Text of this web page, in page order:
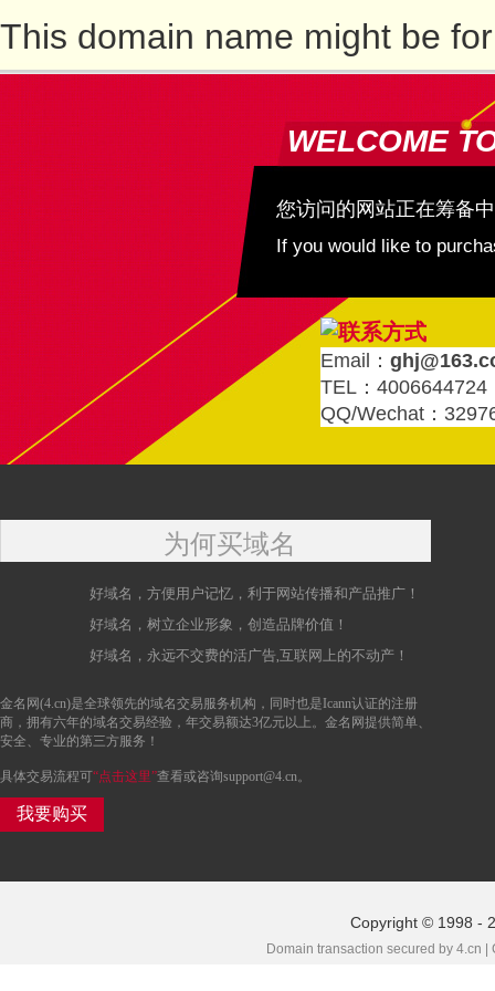
This domain name might be
WELCOME
您访问的网站正在筹备
If you would like to
Email：
TEL：4006644724
QQ/Wechat：
为何买域名
好域名，方便用户记忆，利于网站传播和产品推广！
好域名，树立企业形象，创造品牌价值！
好域名，永远不交费的活广告,互联网上的不动产！
金名网(4.cn)是全球领先的域名交易服务机构，同时也是Icann认证的注册
商，拥有六年的域名交易经验，年交易额达3亿元以上。金名网提供简单、
安全、专业的第三方服务！
具体交易流程可“点击这里”查看或咨询support@4.cn。
我要购买
Copyright © 1998 -
Domain transaction secured by 4.cn